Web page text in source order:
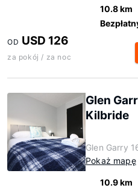
10.8 km
OD USD 126
za pokój / za noc
Glen
Kilbride
Glen Garry
Pokaż mapę
10.9 km